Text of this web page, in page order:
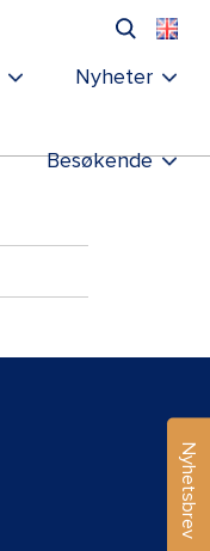
Nyheter
Besøkende
Nyhetsbrev